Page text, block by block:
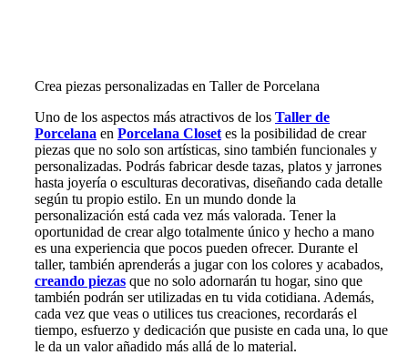
Crea piezas personalizadas en Taller de Porcelana
Uno de los aspectos más atractivos de los Taller de
Porcelana en Porcelana Closet es la posibilidad de crear
piezas que no solo son artísticas, sino también funcionales y
personalizadas. Podrás fabricar desde tazas, platos y jarrones
hasta joyería o esculturas decorativas, diseñando cada detalle
según tu propio estilo. En un mundo donde la
personalización está cada vez más valorada. Tener la
oportunidad de crear algo totalmente único y hecho a mano
es una experiencia que pocos pueden ofrecer. Durante el
taller, también aprenderás a jugar con los colores y acabados,
creando piezas que no solo adornarán tu hogar, sino que
también podrán ser utilizadas en tu vida cotidiana. Además,
cada vez que veas o utilices tus creaciones, recordarás el
tiempo, esfuerzo y dedicación que pusiste en cada una, lo que
le da un valor añadido más allá de lo material.